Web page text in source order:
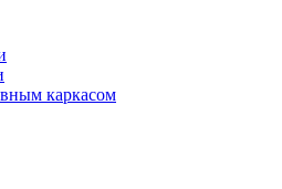
каркасом